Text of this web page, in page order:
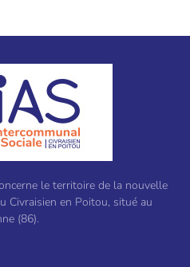
le territoire de la nouvelle
Civraisien en Poitou, situé au
(86).